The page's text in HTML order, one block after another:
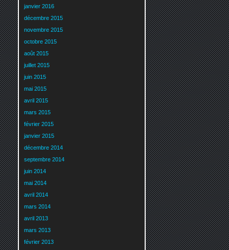
janvier 2016
décembre 2015
novembre 2015
octobre 2015
août 2015
juillet 2015
juin 2015
mai 2015
avril 2015
mars 2015
février 2015
janvier 2015
décembre 2014
septembre 2014
juin 2014
mai 2014
avril 2014
mars 2014
avril 2013
mars 2013
février 2013